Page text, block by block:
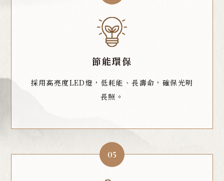
節能環保
採用高亮度LED燈，低耗能、長壽命，確保光明
長照。
05